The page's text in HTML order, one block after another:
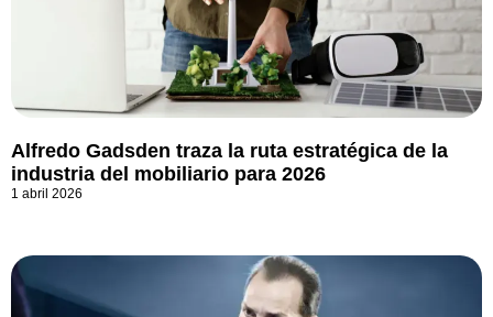
Alfredo Gadsden traza la ruta estratégica de la
industria del mobiliario para 2026
1 abril 2026